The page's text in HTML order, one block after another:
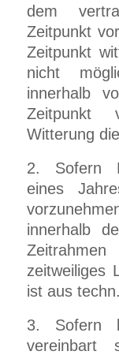
dem
Zeitpunkt
Zeitpunkt
nicht
innerhalb
Zeitpunkt
Witterung
2. Sofern
eines
innerhalb
zeitweiliges
ist aus
3. Sofern